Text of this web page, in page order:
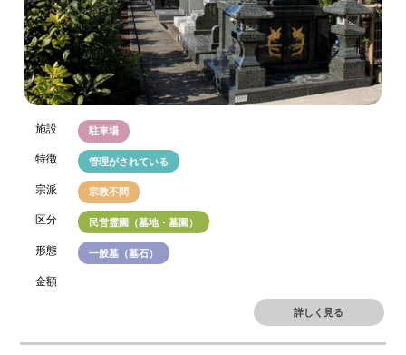
施設 駐車場
特徴 管理がされている
宗派 宗教不問
区分 民営霊園（墓地・墓園）
形態 一般墓（墓石）
金額
詳しく見る